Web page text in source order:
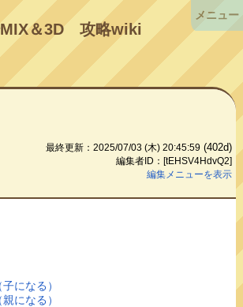
＆3D攻略wiki
最終更新：2025/07/03 (木) 20:45:59 (402d)
編集者ID：[tEHSV4HdvQ2]
編集メニューを表示
になる）
になる）
メニュー